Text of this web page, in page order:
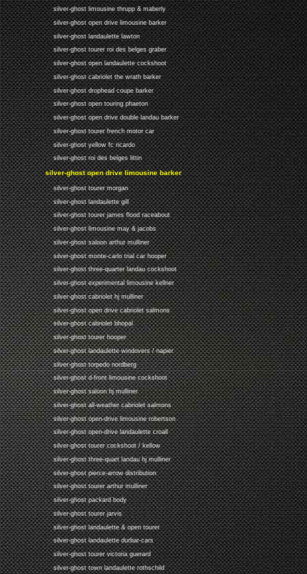
silver-ghost limousine thrupp & maberly
silver-ghost open drive limousine barker
silver-ghost landaulette lawton
silver-ghost tourer roi des belges graber
silver-ghost open landaulette cockshoot
silver-ghost cabriolet the wrath barker
silver-ghost drophead coupe barker
silver-ghost open touring phaeton
silver-ghost open drive double landau barker
silver-ghost tourer french motor car
silver-ghost yellow fc ricardo
silver-ghost roi des belges littin
silver-ghost open drive limousine barker
silver-ghost tourer morgan
silver-ghost landaulette gill
silver-ghost tourer james flood raceabout
silver-ghost limousine may & jacobs
silver-ghost saloon arthur mulliner
silver-ghost monte-carlo trial car hooper
silver-ghost three-quarter landau cockshoot
silver-ghost experimental limousine kellner
silver-ghost cabriolet hj mulliner
silver-ghost open drive cabriolet salmons
silver-ghost cabriolet bhopal
silver-ghost tourer hooper
silver-ghost landaulette windovers / napier
silver-ghost torpedo nordberg
silver-ghost d-front limousine cockshoot
silver-ghost saloon hj mulliner
silver-ghost all-weather cabriolet salmons
silver-ghost open-drive limousine robertson
silver-ghost open-drive landaulette croall
silver-ghost tourer cockshoot / kellow
silver-ghost three-quart landau hj mulliner
silver-ghost pierce-arrow distribution
silver-ghost tourer arthur mulliner
silver-ghost packard body
silver-ghost tourer jarvis
silver-ghost landaulette & open tourer
silver-ghost landaulette durbar-cars
silver-ghost tourer victoria guerard
silver-ghost town landaulette rothschild